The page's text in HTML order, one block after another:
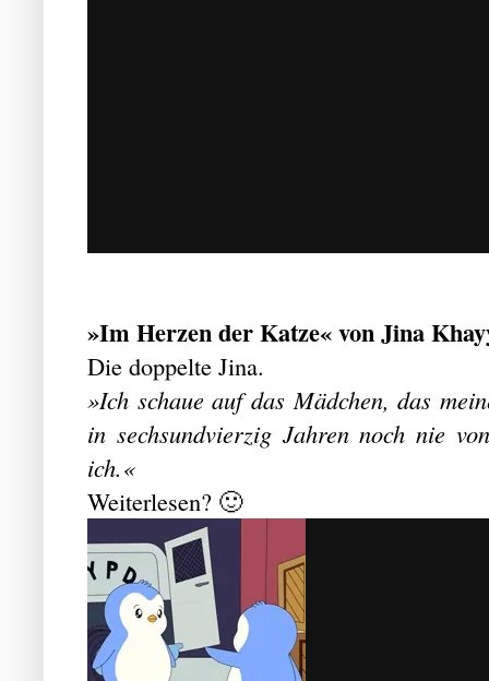
»Im Herzen der Katze« von Jina
Die doppelte Jina.
»Ich schaue auf das Mädchen, das
in sechsundvierzig Jahren noch nie
ich.«
Weiterlesen? 🙂